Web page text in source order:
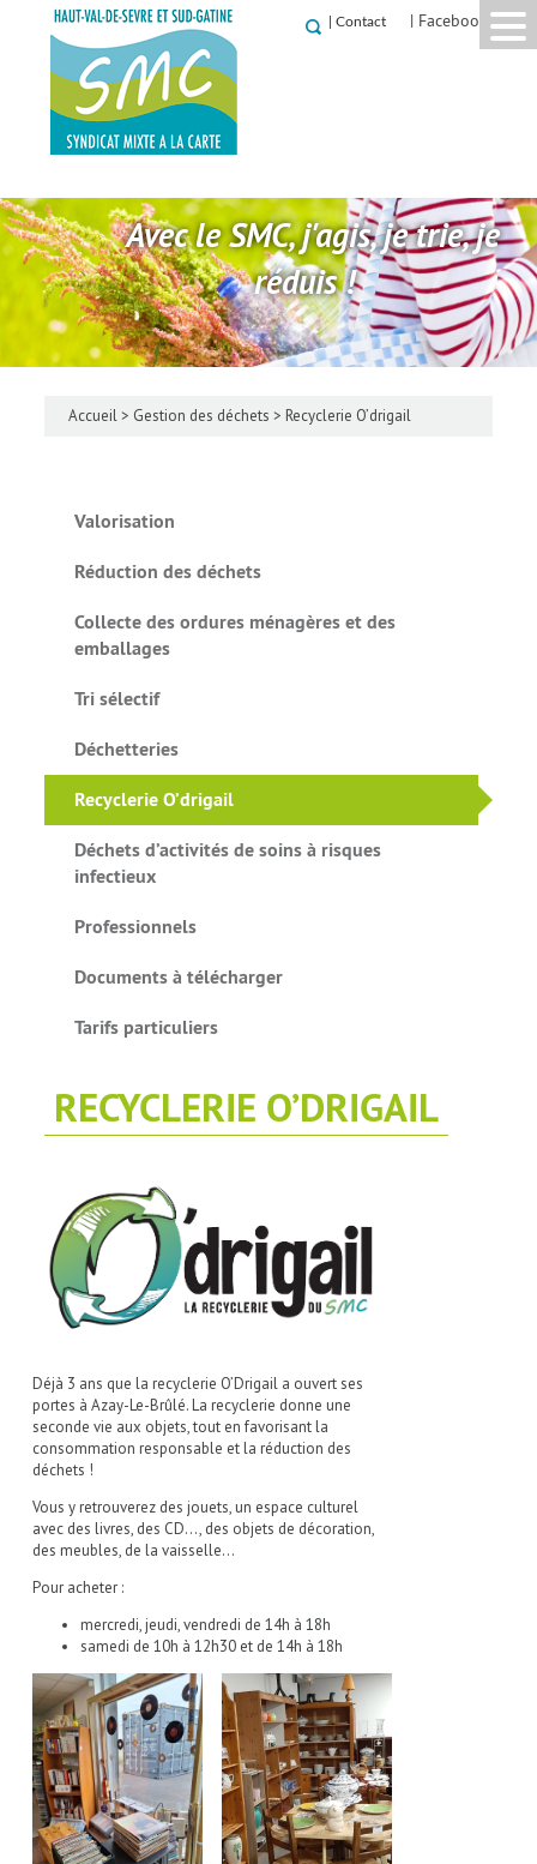
Contact | Facebook
Avec le SMC, j'agis, je trie, je
réduis !
Accueil> Gestion des déchets > Recyclerie O’drigail
Valorisation
Réduction des déchets
Collecte des ordures ménagères et des
emballages
Tri sélectif
Déchetteries
Recyclerie O’drigail
Déchets d’activités de soins à risques
infectieux
Professionnels
Documents à télécharger
Tarifs particuliers
RECYCLERIE O’DRIGAIL
Déjà 3 ans que la recyclerie O’Drigail a ouvert ses
portes à Azay-Le-Brûlé. La recyclerie donne une
seconde vie aux objets, tout en favorisant la
consommation responsable et la réduction des
déchets !
Vous y retrouverez des jouets, un espace culturel
avec des livres, des CD…, des objets de décoration,
des meubles, de la vaisselle…
Pour acheter :
mercredi, jeudi, vendredi de 14h à 18h
samedi de 10h à 12h30 et de 14h à 18h